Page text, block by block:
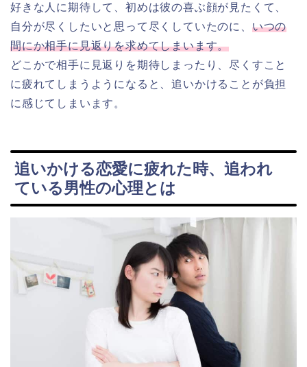
好きな人に期待して、初めは彼の喜ぶ顔が見たくて、
自分が尽くしたいと思って尽くしていたのに、 いつの
間にか相手に見返りを求めてしまいます。
どこかで相手に見返りを期待しまったり、尽くすこと
に疲れてしまうようになると、追いかけることが負担
に感じてしまいます。
追いかける恋愛に疲れた時、追われ
ている男性の心理とは